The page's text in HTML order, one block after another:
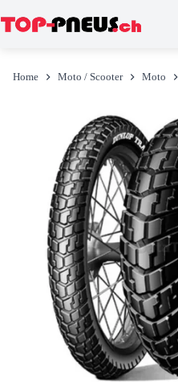
contenuto
Home Moto / Scooter Moto